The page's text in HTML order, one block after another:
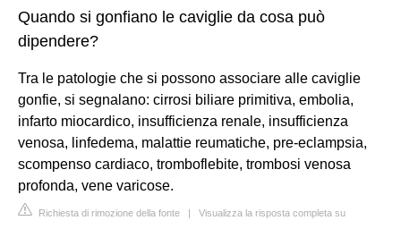
Quando si gonfiano le caviglie da cosa può
dipendere?
Tra le patologie che si possono associare alle caviglie
gonfie, si segnalano: cirrosi biliare primitiva, embolia,
infarto miocardico, insufficienza renale, insufficienza
venosa, linfedema, malattie reumatiche, pre-eclampsia,
scompenso cardiaco, tromboflebite, trombosi venosa
profonda, vene varicose.
Richiesta di rimozione della fonte | Visualizza la risposta completa su